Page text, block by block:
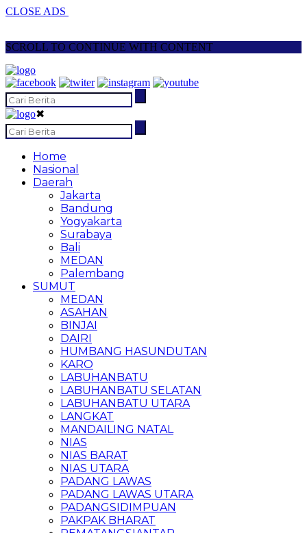
CLOSE ADS
SCROLL TO CONTINUE WITH CONTENT
✖
Home
Nasional
Daerah
Jakarta
Bandung
Yogyakarta
Surabaya
Bali
MEDAN
Palembang
SUMUT
MEDAN
ASAHAN
BINJAI
DAIRI
HUMBANG HASUNDUTAN
KARO
LABUHANBATU
LABUHANBATU SELATAN
LABUHANBATU UTARA
LANGKAT
MANDAILING NATAL
NIAS
NIAS BARAT
NIAS UTARA
PADANG LAWAS
PADANG LAWAS UTARA
PADANGSIDIMPUAN
PAKPAK BHARAT